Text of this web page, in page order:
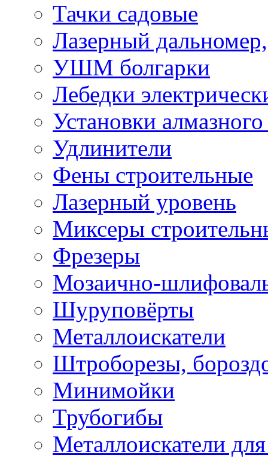
Тачки садовые
Лазерный дальномер,
УШМ болгарки
Лебедки
Установки
Удлинители
Фены строительные
Лазерный уровень
Миксеры
Фрезеры
Мозаично-
Шуруповёрты
Металлоискатели
Штроборезы,
Минимойки
Трубогибы
Металлоискатели